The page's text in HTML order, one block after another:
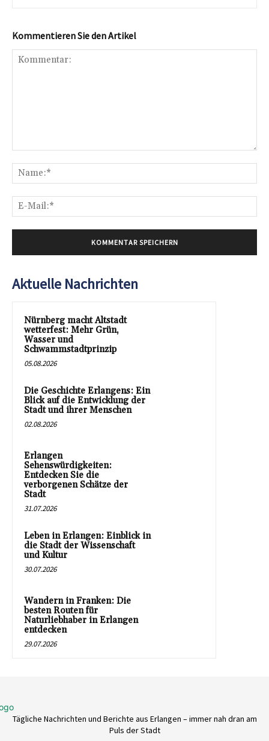
Kommentieren Sie den Artikel
Aktuelle Nachrichten
Nürnberg macht Altstadt
wetterfest: Mehr Grün,
Wasser und
Schwammstadtprinzip
05.08.2026
Die Geschichte Erlangens: Ein
Blick auf die Entwicklung der
Stadt und ihrer Menschen
02.08.2026
Erlangen
Sehenswürdigkeiten:
Entdecken Sie die
verborgenen Schätze der
Stadt
31.07.2026
Leben in Erlangen: Einblick in
die Stadt der Wissenschaft
und Kultur
30.07.2026
Wandern in Franken: Die
besten Routen für
Naturliebhaber in Erlangen
entdecken
29.07.2026
Tägliche Nachrichten und Berichte aus Erlangen – immer nah dran am
Puls der Stadt